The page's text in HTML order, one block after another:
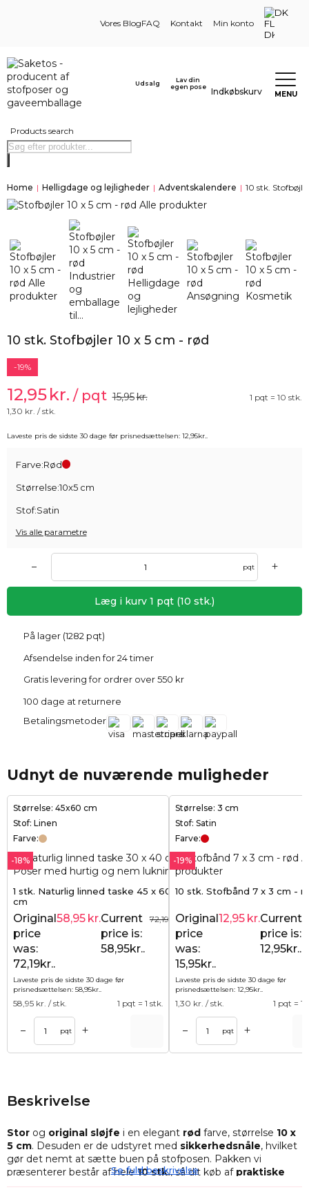
Vores BlogFAQ Kontakt Min konto
DK
Products search
Udsalg
Lav din
egen pose
Indkøbskurv MENU
Home | Helligdage og lejligheder | Adventskalendere | 10 stk.
10 stk. Stofbøjler 10 x 5 cm - rød
-19%
12,95kr. / pqt 15,95kr.
1 pqt = 10 stk.
1,30 kr. / stk.
Laveste pris de sidste 30 dage før prisnedsættelsen: 12,95kr.
Farve:Rød
Størrelse:10x5 cm
Stof:Satin
Vis alle parametre
– pqt +
Læg i kurv 1 pqt (10 stk.)
På lager (1282 pqt)
Afsendelse inden for 24 timer
Gratis levering for ordrer over 550 kr
100 dage at returnere
Betalingsmetoder
Udnyt de nuværende muligheder
Størrelse: 45x60 cm
Stof: Linen
Farve:
-18%
1 stk. Naturlig linned taske 45 x 60
cm
72,19 kr.
Original
price
was:
72,19kr..
58,95 kr.Current
price is:
58,95kr..
Laveste pris de sidste 30 dage før
prisnedsættelsen: 58,95kr..
58,95 kr. / stk. 1 pqt = 1 stk.
– pqt +
Størrelse: 3 cm
Stof: Satin
Farve:
-19%
10 stk. Stofbånd 7 x 3 cm -
Original
price
was:
15,95kr..
12,95 kr.Current
price is:
12,95kr..
Laveste pris de sidste 30 dage før
prisnedsættelsen: 12,95kr..
1,30 kr. / stk. 1 pqt =
– pqt +
Beskrivelse
Stor og original sløjfe i en elegant rød farve, størrelse 10 x
5 cm. Desuden er de udstyret med sikkerhedsnåle, hvilket
gør det nemt at sætte buen på stofposen. Pakken vi
præsenterer består af hele10 stk., så dit køb af praktiske
sløjfervil vare længe!
Se fuld beskrivelse